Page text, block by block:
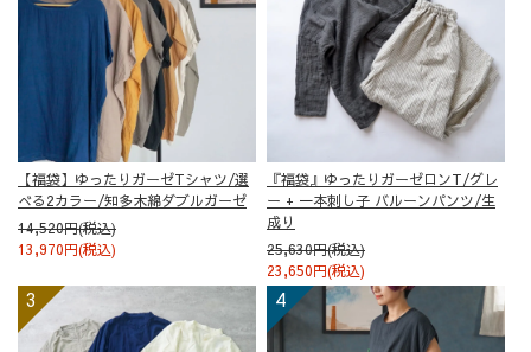
【福袋】ゆったりガーゼTシャツ/選
べる2カラー/知多木綿ダブルガーゼ
14,520円(税込)
13,970円(税込)
『福袋』ゆったりガーゼロンT/グレ
ー + 一本刺し子 バルーンパンツ/生
成り
25,630円(税込)
23,650円(税込)